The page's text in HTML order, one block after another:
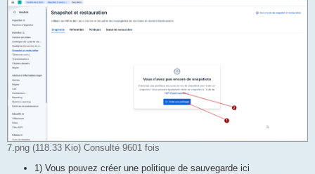
7.png (118.33 Kio) Consulté 9601 fois
1) Vous pouvez créer une politique de sauvegarde ici